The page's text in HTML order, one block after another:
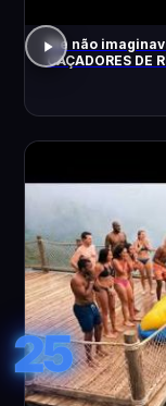
Ele não
CAÇADORES DE
25